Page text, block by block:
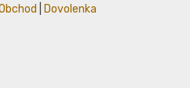
Dovolenka